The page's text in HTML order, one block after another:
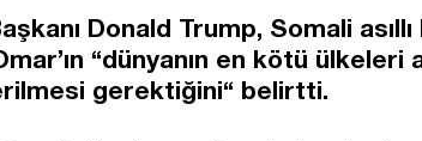
Donald Trump, Somali
“dünyanın en kötü ülkeleri
gerektiğini“ belirtti.